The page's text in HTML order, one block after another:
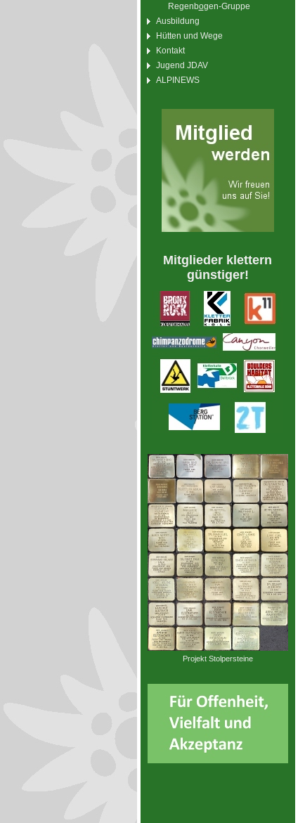
Regenbogen-Gruppe
Ausbildung
Hütten und Wege
Kontakt
Jugend JDAV
ALPINEWS
Mitglieder klettern
günstiger!
Projekt Stolpersteine